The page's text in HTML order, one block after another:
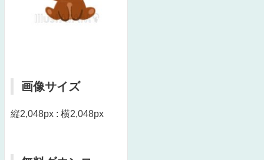
画像サイズ
縦2,048px : 横2,048px